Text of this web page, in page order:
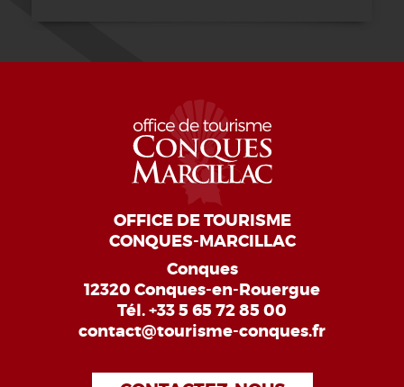
OFFICE DE TOURISME
CONQUES-MARCILLAC
Conques
12320 Conques-en-Rouergue
Tél.+33 5 65 72 85 00
contact@tourisme-conques.fr